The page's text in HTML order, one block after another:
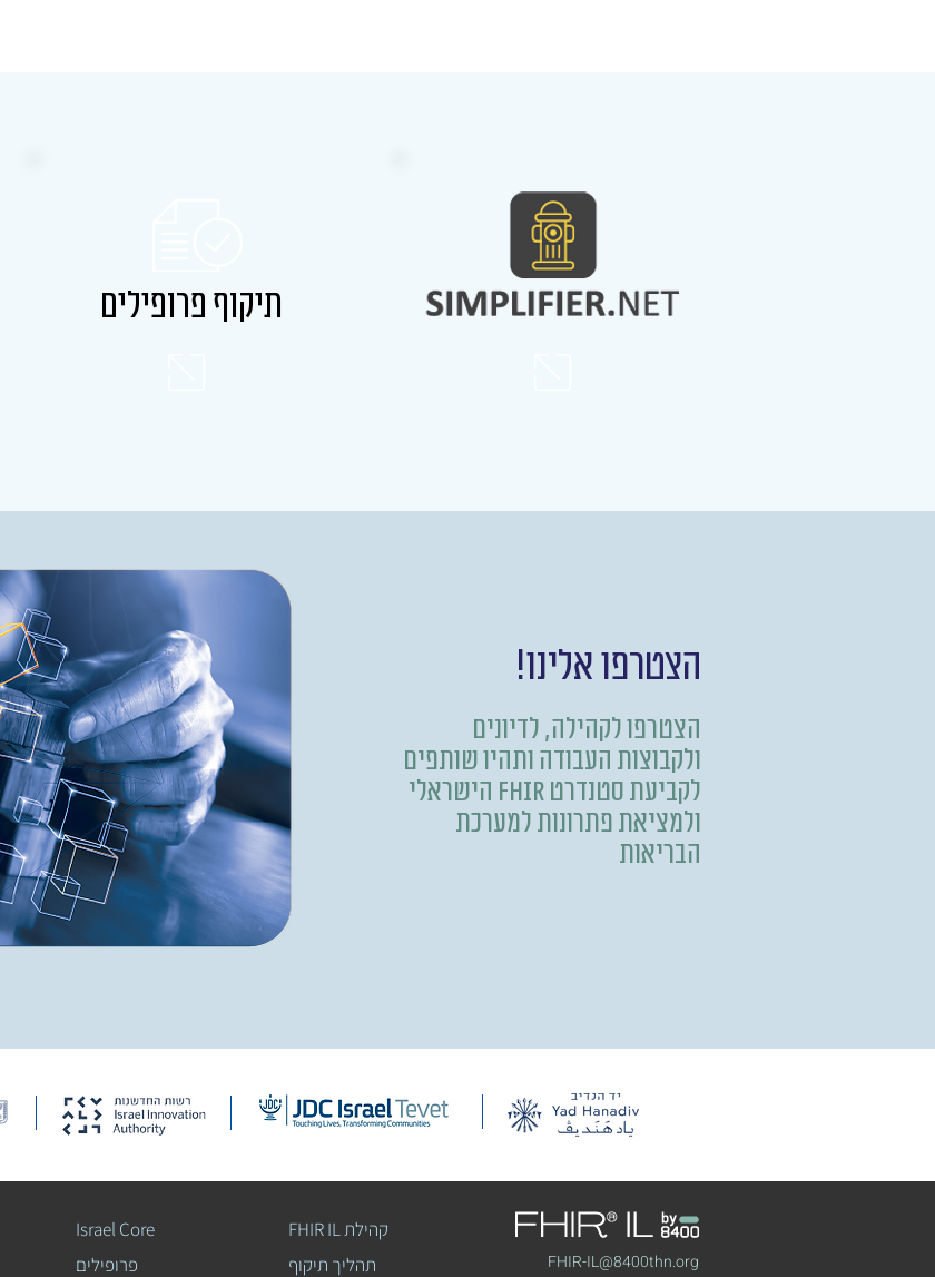
תיקוף פרופילים
הצטרפו אלינו!
הצטרפו לקהילה, לדיונים
ולקבוצות העבודה ותהיו שותפים
לקביעת סטנדרט FHIR הישראלי
ולמציאת פתרונות למערכת
הבריאות
Israel Core
פרופילים
FHIR IL קהילת
תהליך תיקוף
FHIR-IL@8400thn.org